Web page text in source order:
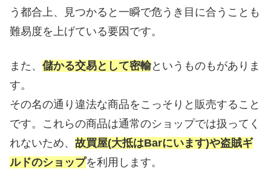
う都合上、見つかると一瞬で危うき目に合うことも
難易度を上げている要因です。
また、 儲かる交易として密輸というものもがありま
す。
その名の通り違法な商品をこっそりと販売すること
です。これらの商品は通常のショップでは扱ってく
れないため、 故買屋(大抵はBarにいます)や盗賊ギ
ルドのショップを利用します。